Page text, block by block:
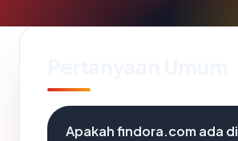
Apakah findora.com ada di